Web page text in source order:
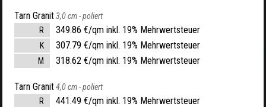
Tarn Granit3,0 cm -poliert
R
349.86 €/qm inkl. 19% Mehrwertsteuer
K 307.79 €/qm inkl. 19% Mehrwertsteuer
M 318.62 €/qm inkl. 19% Mehrwertsteuer
Tarn Granit4,0 cm -poliert
R
441.49 €/qm inkl. 19% Mehrwertsteuer